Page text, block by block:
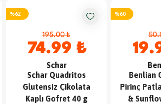
%62
195.00 ₺
74.99 ₺
Schar
Schar Quadritos
Glutensiz Çikolata
Kaplı Gofret 40 g
%60
Benlian
Pirinç
&